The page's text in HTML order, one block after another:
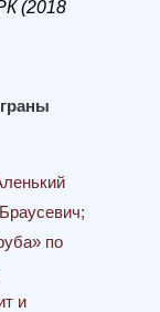
(2018
по
и